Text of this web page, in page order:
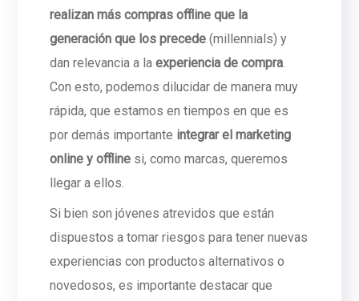
realizan más compras offline que la
generación que los precede (millennials) y
dan relevancia a laexperiencia de compra.
Con esto, podemos dilucidar de manera muy
rápida, que estamos en tiempos en que es
por demás importante integrar el marketing
online y offline si, como marcas, queremos
llegar a ellos.
Si bien son jóvenes atrevidos que están
dispuestos a tomar riesgos para tener nuevas
experiencias con productos alternativos o
novedosos, es importante destacar que